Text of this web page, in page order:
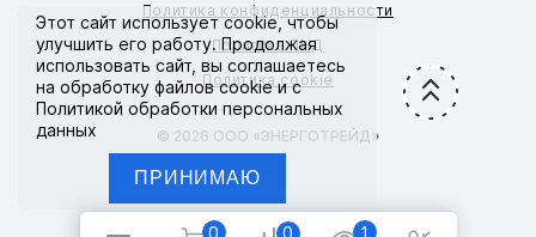
Политика конфиденциальности
Политика ПНД
Политика cookie
© 2026 ООО «ЭНЕРГОТРЕЙД»
0 0 1
Этот сайт используетcookie, чтобы
улучшить его работу. Продолжая
использовать сайт, вы соглашаетесь
на обработку файлов cookie и с
Политикой обработки персональных
данных